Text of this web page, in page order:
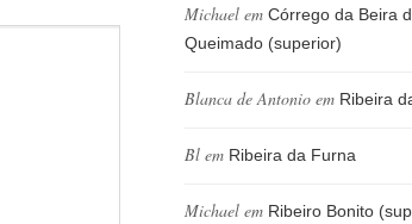
Michael em Córrego da Beira
Queimado (superior)
Blanca de Antonio em Ribeira
Bl em Ribeira da Furna
Michael em Ribeiro Bonito